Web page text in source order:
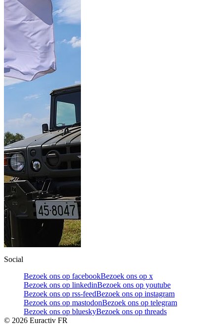
Social
Bezoek ons op facebookBezoek ons op x
Bezoek ons op linkedinBezoek ons op youtube
Bezoek ons op rss-feedBezoek ons op instagram
Bezoek ons op mastodonBezoek ons op telegram
Bezoek ons op blueskyBezoek ons op threads
© 2026 Euractiv FR